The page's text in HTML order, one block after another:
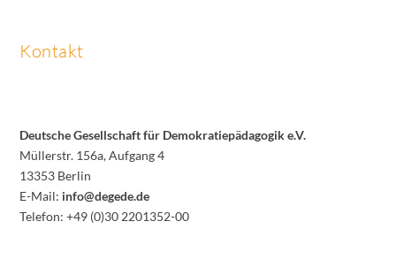
Kontakt
Deutsche Gesellschaft für Demokratiepädagogik e.V.
Müllerstr. 156a, Aufgang 4
13353 Berlin
E-Mail: info@degede.de
Telefon: +49 (0)30 2201352-00